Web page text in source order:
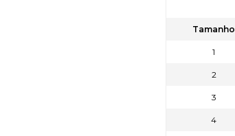
Tamanho
1
2
3
4